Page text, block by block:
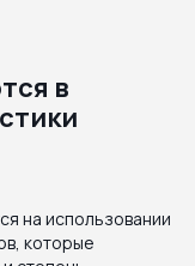
в
на использовании
которые